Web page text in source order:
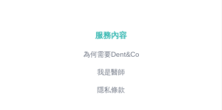
服務內容
為何需要Dent&Co
我是醫師
隱私條款